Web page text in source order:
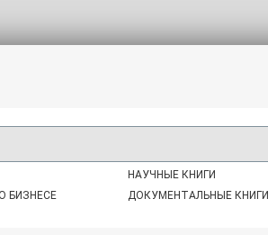
БИЗНЕСЕ
НАУЧНЫЕ КНИГИ
ДОКУМЕНТАЛЬНЫЕ КНИГИ